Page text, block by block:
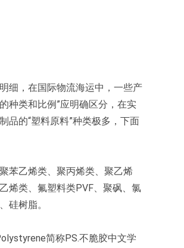
细，在国际物流海运中，一些产
种类和比例”应明确区分，在实
品的“塑料原料”种类极多，下面
苯乙烯类、聚丙烯类、聚乙烯
烯类、氟塑料类PVF、聚砜、氯
硅树脂。
简称PS.不脆胶中文学